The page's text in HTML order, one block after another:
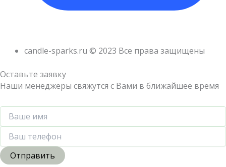
candle-sparks.ru © 2023 Все права защищены
Оставьте заявку
Наши менеджеры свяжутся с Вами в ближайшее время
Отправить